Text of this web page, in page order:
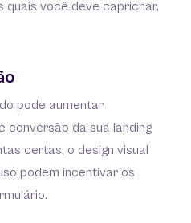
quais você deve caprichar,
pode aumentar
conversão da sua landing
certas, o design visual
podem incentivar os